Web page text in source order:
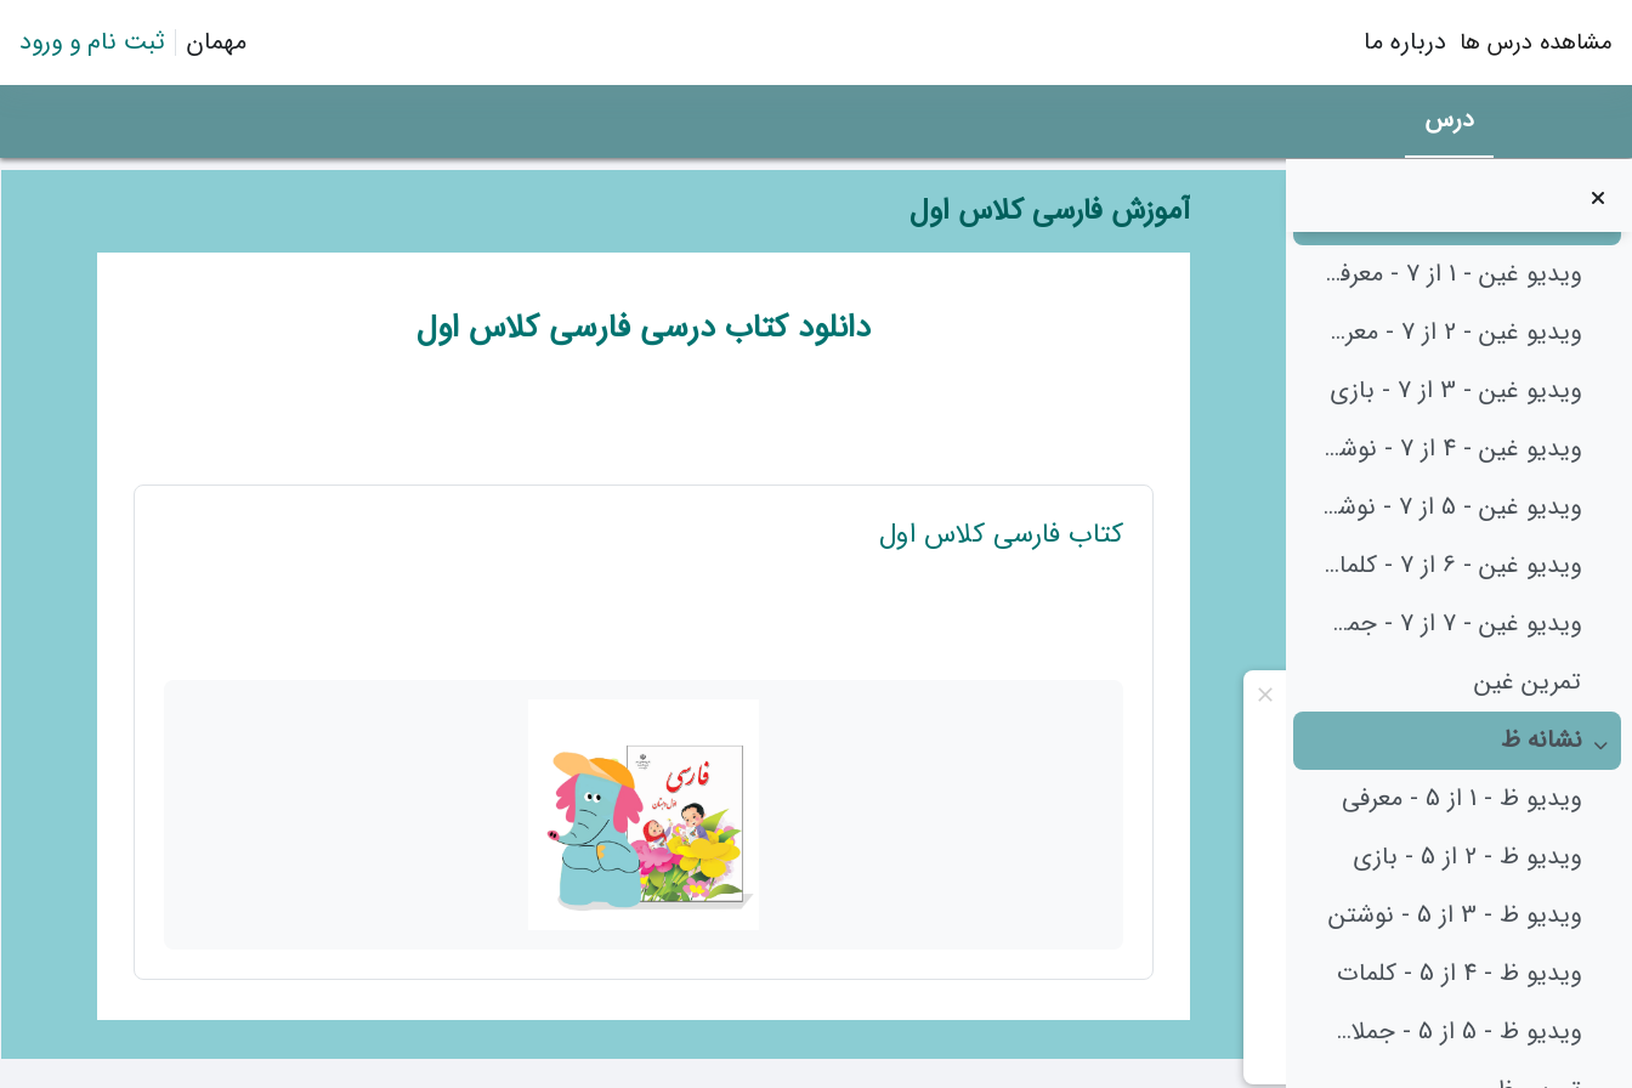
مشاهده درس ها درباره ما مهمان ثبت نام و ورود
درس
ویدیو ط - 4 از 5 - کلمات
تمرین ط
جمع‌کردن
ویدیو غین - 1 از 7 - معرفی (1)
ویدیو غین - 2 از 7 - معرفی (2)
ویدیو غین - 3 از 7 - بازی
ویدیو غین - 4 از 7 - نوشتن (1)
ویدیو غین - 5 از 7 - نوشتن (2)
ویدیو غین - 6 از 7 - کلمات
ویدیو غین - 7 از 7 - جملات و درک مطلب
تمرین غین
جمع‌کردن
نشانه ظ
ویدیو ظ - 1 از 5 - معرفی
ویدیو ظ - 2 از 5 - بازی
ویدیو ظ - 3 از 5 - نوشتن
ویدیو ظ - 4 از 5 - کلمات
ویدیو ظ - 5 از 5 - جملات و درک مطلب
آموزش فارسی کلاس اول
دانلود کتاب درسی فارسی کلاس اول
کتاب فارسی کلاس اولفایل